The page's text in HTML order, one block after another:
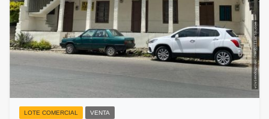
LOTE COMERCIAL VENTA